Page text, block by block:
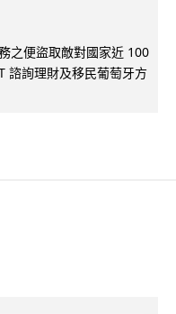
之便盜取敵對國家近 100
諮詢理財及移民葡萄牙方